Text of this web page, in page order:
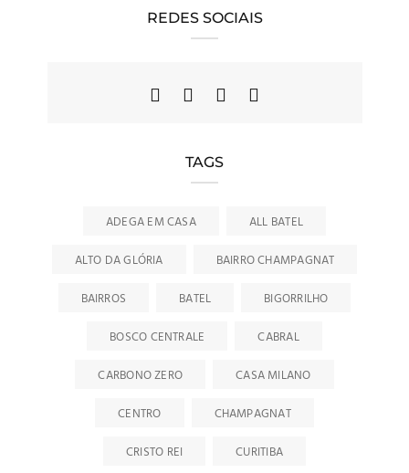
REDES SOCIAIS
TAGS
ADEGA EM CASA
ALL BATEL
ALTO DA GLÓRIA
BAIRRO CHAMPAGNAT
BAIRROS
BATEL
BIGORRILHO
BOSCO CENTRALE
CABRAL
CARBONO ZERO
CASA MILANO
CENTRO
CHAMPAGNAT
CRISTO REI
CURITIBA